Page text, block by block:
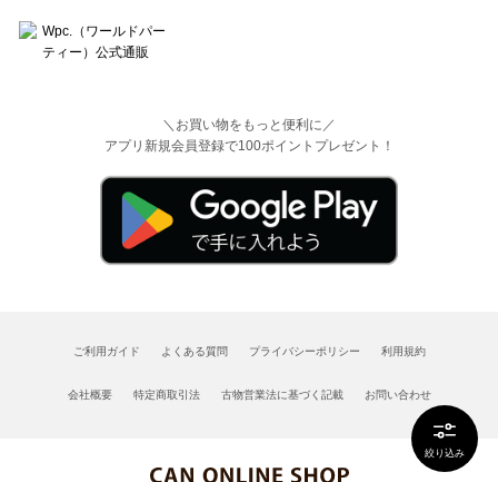
絞り込み
＼お買い物をもっと便利に／
アプリ新規会員登録で100ポイントプレゼント！
ご利用ガイド よくある質問 プライバシーポリシー 利用規約
会社概要 特定商取引法 古物営業法に基づく記載 お問い合わせ